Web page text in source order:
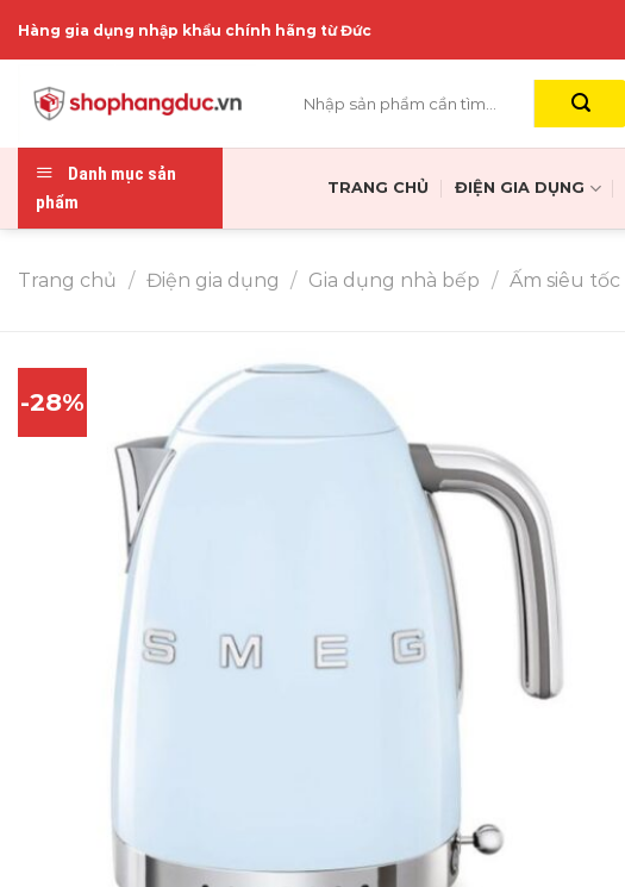
Hàng gia dụng nhập khẩu chính hãng từ Đức
kiếm:
Danh mục sản
phẩm
TRANG CHỦ ĐIỆN GIA DỤNG
Trang chủ / Điện gia dụng / Gia dụng nhà bếp / Ấm siêu tốc
-28%